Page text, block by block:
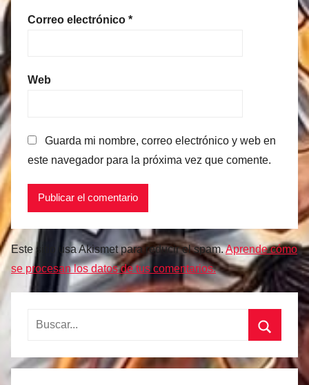
Correo electrónico *
Web
Guarda mi nombre, correo electrónico y web en
este navegador para la próxima vez que comente.
Este sitio usa Akismet para reducir el spam.Aprende cómo
se procesan los datos de tus comentarios.
Buscar: